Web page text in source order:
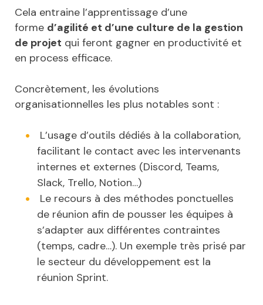
Cela entraine l’apprentissage d’une
forme d’agilité et d’une culture de la gestion
de projet qui feront gagner en productivité et
en process efficace.
Concrètement, les évolutions
organisationnelles les plus notables sont :
L’usage d’outils dédiés à la collaboration,
facilitant le contact avec les intervenants
internes et externes (Discord, Teams,
Slack, Trello, Notion…)
Le recours à des méthodes ponctuelles
de réunion afin de pousser les équipes à
s’adapter aux différentes contraintes
(temps, cadre…). Un exemple très prisé par
le secteur du développement est la
réunion Sprint.